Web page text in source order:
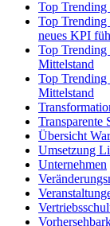
Top
Top
neues KPI
Top
Mittelstand
Top
Mittelstand
Transparente
Übersicht
Umsetzung
Unternehmen